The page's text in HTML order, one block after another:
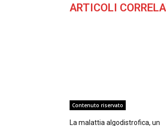
ARTICOLI
Contenuto riservato
La malattia algodistrofica, un